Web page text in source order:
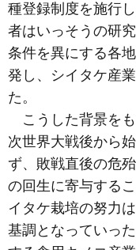
種登録制度を施行
者はいっそうの研
条件を異にする各
発し、シイタケ産
た。
こうした背景を
次世界大戦後から
ず、敗戦直後の危
の回生に寄与する
イタケ栽培の努力
基調となっていっ